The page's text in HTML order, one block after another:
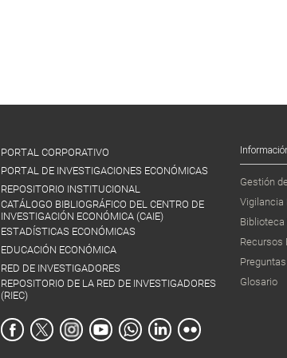
PORTAL CORPORATIVO
PORTAL DE INVESTIGACIONES ECONÓMICAS
REPOSITORIO INSTITUCIONAL
CATÁLOGO BIBLIOGRÁFICO DEL CENTRO DE
INVESTIGACIÓN ECONÓMICA (CAIE)
ESTADÍSTICAS ECONÓMICAS
EDUCACIÓN ECONÓMICA
RED DE INVESTIGADORES
REPOSITORIO DE LA RED DE INVESTIGADORES
(RIEC)
Gestión
Vigilancia
Biblioteca
Recursos
Glosario